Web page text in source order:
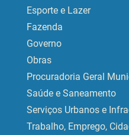
Esporte e Lazer
Fazenda
Governo
Obras
Procuradoria Geral
Saúde e Saneamento
Serviços Urbanos e
Trabalho, Emprego,